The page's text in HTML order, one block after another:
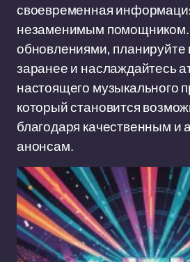
своевременная
незаменимым помощником.
обновлениями,
заранее и наслаждайтесь
настоящего музыкального
который становится
благодаря качественным и
анонсам.